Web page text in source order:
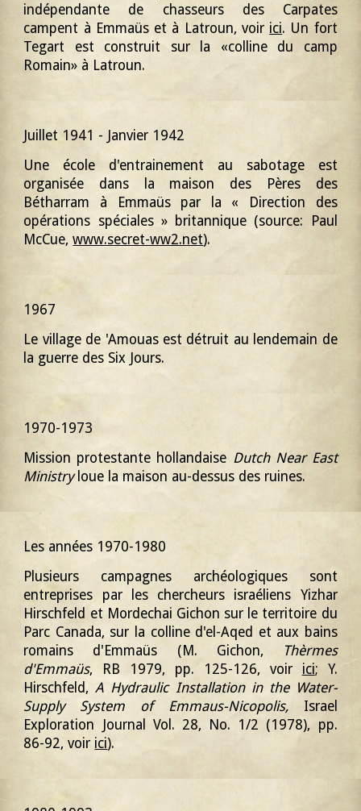
indépendante de chasseurs des Carpates
campent à Emmaüs et à Latroun, voir ici. Un fort
Tegart est construit sur la «colline du camp
Romain» à Latroun.
Juillet 1941 - Janvier 1942
Une école d'entrainement au sabotage est
organisée dans la maison des Pères des
Bétharram à Emmaüs par la « Direction des
opérations spéciales » britannique (source: Paul
McCue,www.secret-ww2.net).
1967
Le village de 'Amouas est détruit au lendemain de
la guerre des Six Jours.
1970-1973
Mission protestante hollandaise Dutch Near East
Ministryloue la maison au-dessus des ruines.
Les années 1970-1980
Plusieurs campagnes archéologiques sont
entreprises par les chercheurs israéliens Yizhar
Hirschfeld et Mordechai Gichon sur le territoire du
Parc Canada, sur la colline d'el-Aqed et aux bains
romains d'Emmaüs (M. Gichon,
Thèrmes
d'Emmaüs, RB 1979, pp. 125-126, voir ici; Y.
Hirschfeld,A Hydraulic Installation in the Water-
Supply System of Emmaus-Nicopolis, Israel
Exploration Journal Vol. 28, No. 1/2 (1978), pp.
86-92, voir ici).